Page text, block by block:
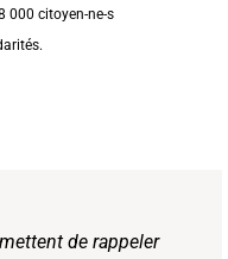
000 citoyen-ne-s
de rappeler